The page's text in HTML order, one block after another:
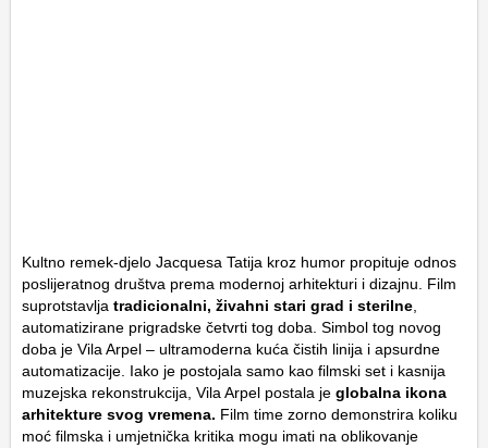
Kultno remek-djelo Jacquesa Tatija kroz humor propituje odnos
poslijeratnog društva prema modernoj arhitekturi i dizajnu. Film
suprotstavlja tradicionalni, živahni stari grad i sterilne,
automatizirane prigradske četvrti tog doba. Simbol tog novog
doba je Vila Arpel – ultramoderna kuća čistih linija i apsurdne
automatizacije. Iako je postojala samo kao filmski set i kasnija
muzejska rekonstrukcija, Vila Arpel postala je globalna ikona
arhitekture svog vremena. Film time zorno demonstrira koliku
moć filmska i umjetnička kritika mogu imati na oblikovanje